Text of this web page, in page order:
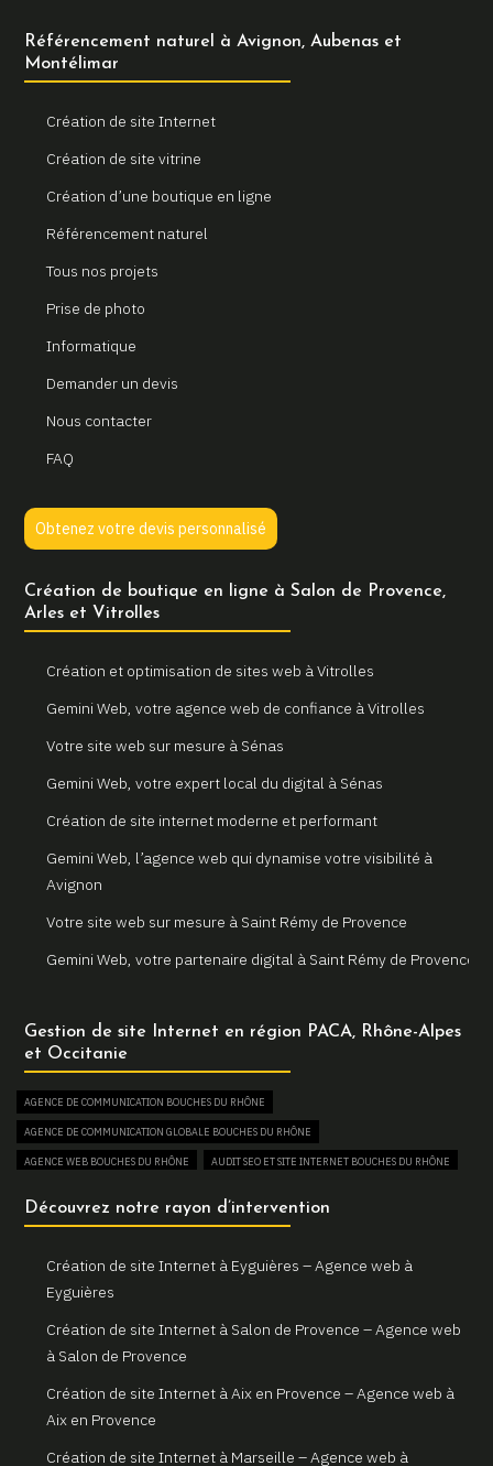
Référencement naturel à Avignon, Aubenas et
Montélimar
Création de site Internet
Création de site vitrine
Création d’une boutique en ligne
Référencement naturel
Tous nos projets
Prise de photo
Informatique
Demander un devis
Nous contacter
FAQ
Obtenez votre devis personnalisé
Création de boutique en ligne à Salon de Provence,
Arles et Vitrolles
Création et optimisation de sites web à Vitrolles
Gemini Web, votre agence web de confiance à Vitrolles
Votre site web sur mesure à Sénas
Gemini Web, votre expert local du digital à Sénas
Création de site internet moderne et performant
Gemini Web, l’agence web qui dynamise votre visibilité à
Avignon
Votre site web sur mesure à Saint Rémy de Provence
Gemini Web, votre partenaire digital à Saint Rémy de Provence
Votre agence web locale Gemini Web à Arles
Création et refonte de sites internet à Martigues
Gemini Web, votre agence web à Martigues
Un site web sur mesure pour votre activité à Aix en Provence
Provence
Gestion de site Internet en région PACA, Rhône-Alpes
et Occitanie
AGENCE DE COMMUNICATION BOUCHES DU RHÔNE
AGENCE DE COMMUNICATION GLOBALE BOUCHES DU RHÔNE
AGENCE WEB BOUCHES DU RHÔNE AUDIT SEO ET SITE INTERNET BOUCHES DU RHÔNE
CRÉATEUR DE SITE WEB BOUCHES DU RHÔNE
CRÉATION DE SITE INTERNET BOUCHES DU RHÔNE
CRÉATION DE SITE INTERNET PAS CHER BOUCHES DU RHÔNE
Découvrez notre rayon d’intervention
Création de site Internet à Eyguières – Agence web à
Eyguières
Création de site Internet à Salon de Provence – Agence web
à Salon de Provence
Création de site Internet à Aix en Provence – Agence web à
Aix en Provence
Création de site Internet à Marseille – Agence web à